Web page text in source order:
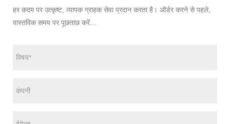
हर कदम पर उत्कृष्ट, व्यापक ग्राहक सेवा प्रदान करता है। ऑर्डर करने से पहले,
वास्तविक समय पर पूछताछ करें...